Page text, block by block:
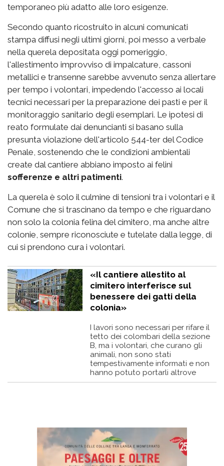
temporaneo più adatto alle loro esigenze.
Secondo quanto ricostruito in alcuni comunicati
stampa diffusi negli ultimi giorni, poi messo a verbale
nella querela depositata oggi pomeriggio,
l'allestimento improvviso di impalcature, cassoni
metallici e transenne sarebbe avvenuto senza allertare
per tempo i volontari, impedendo l'accesso ai locali
tecnici necessari per la preparazione dei pasti e per il
monitoraggio sanitario degli esemplari. Le ipotesi di
reato formulate dai denuncianti si basano sulla
presunta violazione dell'articolo 544-ter del Codice
Penale, sostenendo che le condizioni ambientali
create dal cantiere abbiano imposto ai felini
sofferenze e altri patimenti.
La querela è solo il culmine di tensioni tra i volontari e il
Comune che si trascinano da tempo e che riguardano
non solo la colonia felina del cimitero, ma anche altre
colonie, sempre riconosciute e tutelate dalla legge, di
cui si prendono cura i volontari.
«Il cantiere allestito al
cimitero interferisce sul
benessere dei gatti della
colonia»
I lavori sono necessari per rifare il
tetto dei colombari della sezione
B, ma i volontari, che curano gli
animali, non sono stati
tempestivamente informati e non
hanno potuto portarli altrove